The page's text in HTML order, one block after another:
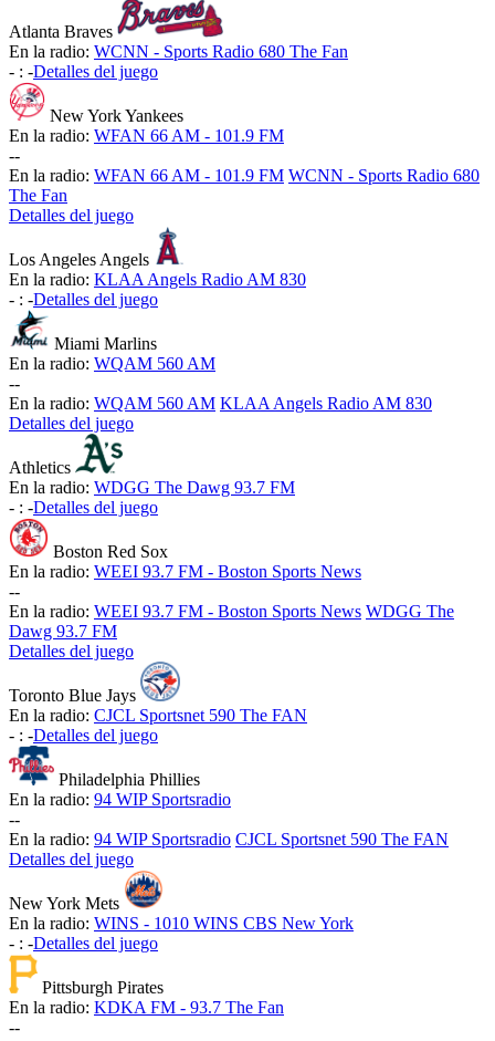
Atlanta Braves
En la radio: WCNN - Sports Radio 680 The Fan
- : -Detalles del juego
New York Yankees
En la radio: WFAN 66 AM - 101.9 FM
--
En la radio: WFAN 66 AM - 101.9 FM WCNN - Sports Radio 680
The Fan
Detalles del juego
Los Angeles Angels
En la radio: KLAA Angels Radio AM 830
- : -Detalles del juego
Miami Marlins
En la radio: WQAM 560 AM
--
En la radio: WQAM 560 AM KLAA Angels Radio AM 830
Detalles del juego
Athletics
En la radio: WDGG The Dawg 93.7 FM
- : -Detalles del juego
Boston Red Sox
En la radio: WEEI 93.7 FM - Boston Sports News
--
En la radio: WEEI 93.7 FM - Boston Sports News WDGG The
Dawg 93.7 FM
Detalles del juego
Toronto Blue Jays
En la radio: CJCL Sportsnet 590 The FAN
- : -Detalles del juego
Philadelphia Phillies
En la radio: 94 WIP Sportsradio
--
En la radio: 94 WIP Sportsradio CJCL Sportsnet 590 The FAN
Detalles del juego
New York Mets
En la radio: WINS - 1010 WINS CBS New York
- : -Detalles del juego
Pittsburgh Pirates
En la radio: KDKA FM - 93.7 The Fan
--